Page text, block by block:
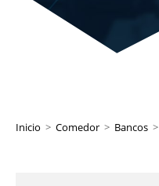
Inicio > Comedor > Bancos >